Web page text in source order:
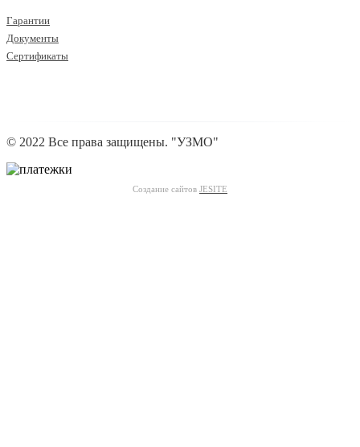
Гарантии
Документы
Сертификаты
© 2022 Все права защищены. "УЗМО"
Создание сайтов JESITE